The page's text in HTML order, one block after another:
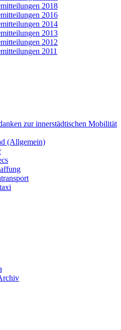
2018
2016
2014
2013
2012
2011
zur innerstädtischen Mobilität
(Allgemein)